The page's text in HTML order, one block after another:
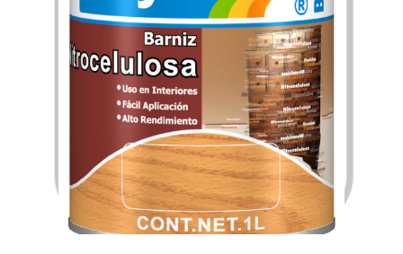
$264.13– $4,225.07